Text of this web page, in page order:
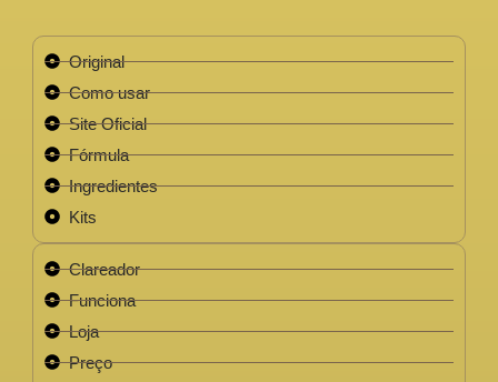
Original
Como usar
Site Oficial
Fórmula
Ingredientes
Kits
Clareador
Funciona
Loja
Preço